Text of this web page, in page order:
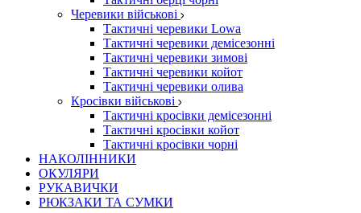
Черевики військові
Тактичні черевики Lowa
Тактичні черевики демісезонні
Тактичні черевики зимові
Тактичні черевики койот
Тактичні черевики олива
Кросівки військові
Тактичні кросівки демісезонні
Тактичні кросівки койот
Тактичні кросівки чорні
НАКОЛІННИКИ
ОКУЛЯРИ
РУКАВИЧКИ
РЮКЗАКИ ТА СУМКИ